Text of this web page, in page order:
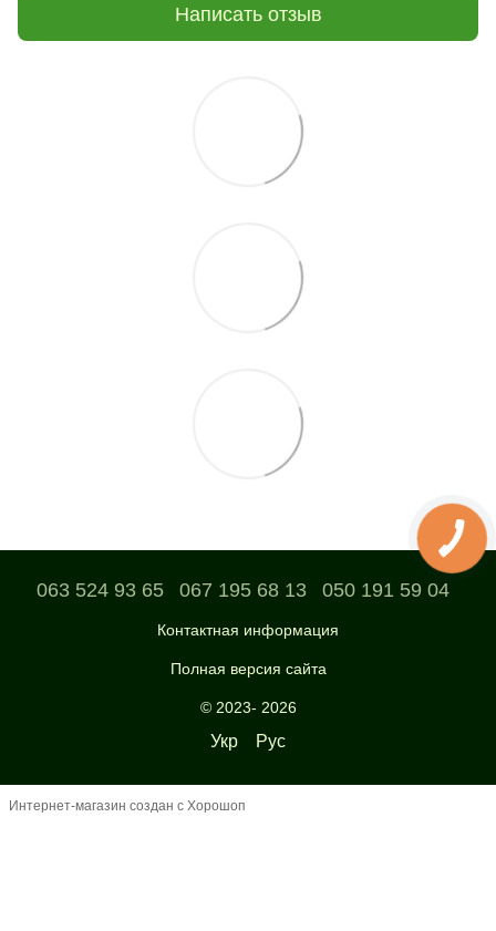
Написать отзыв
063 524 93 65 067 195 68 13 050 191 59 04
Контактная информация
Полная версия сайта
© 2023- 2026
Укр Рус
Интернет-магазин создан с Хорошоп